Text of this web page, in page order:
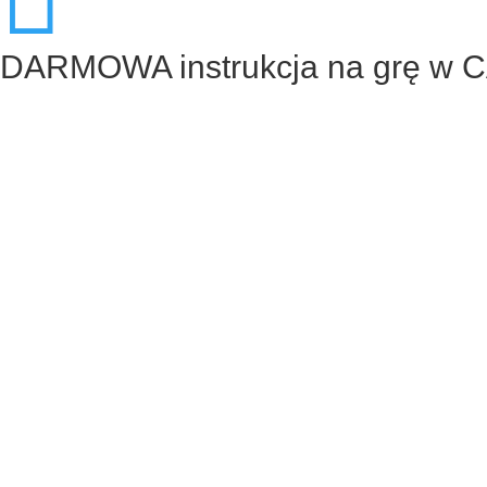
DARMOWA instrukcja na grę w